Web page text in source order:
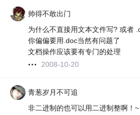
帅得不敢出门
为什么不直接用文本文件写? 或者
你偏偏要用.doc当然有问题了
文档操作应该要有专门的处理
2008-10-20
青葱岁月不可追
非二进制的也可以用二进制整啊